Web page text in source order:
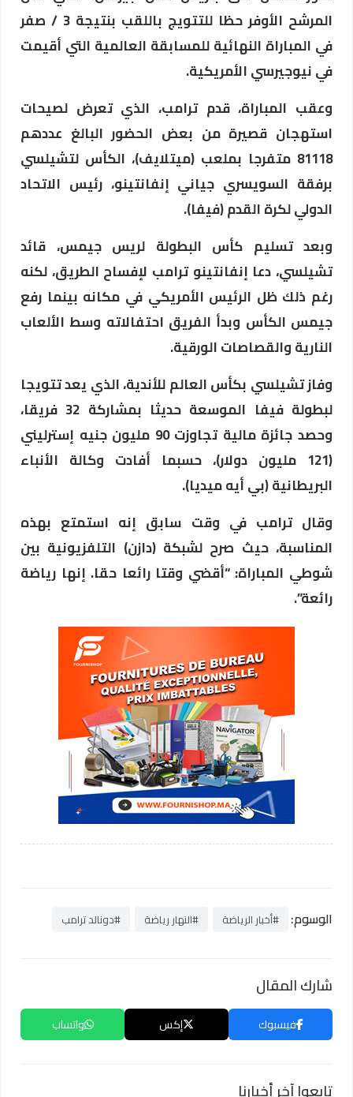
المرشح الأوفر حظا للتتويج باللقب بنتيجة 3 / صفر
في المباراة النهائية للمسابقة العالمية التي أقيمت
في نيوجيرسي الأمريكية.
وعقب المباراة، قدم ترامب، الذي تعرض لصيحات
استهجان قصيرة من بعض الحضور البالغ عددهم
81118 متفرجا بملعب (ميتلايف)، الكأس لتشيلسي
برفقة السويسري جياني إنفانتينو، رئيس الاتحاد
الدولي لكرة القدم (فيفا).
وبعد تسليم كأس البطولة لريس جيمس، قائد
تشيلسي، دعا إنفانتينو ترامب لإفساح الطريق، لكنه
رغم ذلك ظل الرئيس الأمريكي في مكانه بينما رفع
جيمس الكأس وبدأ الفريق احتفالاته وسط الألعاب
النارية والقصاصات الورقية.
وفاز تشيلسي بكأس العالم للأندية، الذي يعد تتويجا
لبطولة فيفا الموسعة حديثا بمشاركة 32 فريقا،
وحصد جائزة مالية تجاوزت 90 مليون جنيه إسترليني
(121 مليون دولار)، حسبما أفادت وكالة الأنباء
البريطانية (بي أيه ميديا).
وقال ترامب في وقت سابق إنه استمتع بهذه
المناسبة، حيث صرح لشبكة (دازن) التلفزيونية بين
شوطي المباراة: “أقضي وقتا رائعا حقا. إنها رياضة
رائعة”.
الوسوم: #أخبار الرياضة #النهار رياضة #دونالد ترامب
شارك المقال
فيسبوك إكس واتساب
تابعوا آخر أخبارنا